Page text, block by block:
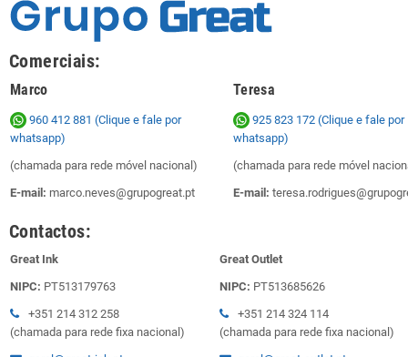
Comerciais:
Marco Teresa
960 412 881 (Clique e fale por
whatsapp)
(chamada para rede móvel nacional)
E-mail: marco.neves@grupogreat.pt
925 823 172 (Clique e fale por
whatsapp)
(chamada para rede móvel
E-mail:
Contactos:
Great Ink
NIPC: PT513179763
+351 214 312 258
(chamada para rede fixa nacional)
Great Outlet
NIPC: PT513685626
+351 214 324 114
(chamada para rede fixa nacional)